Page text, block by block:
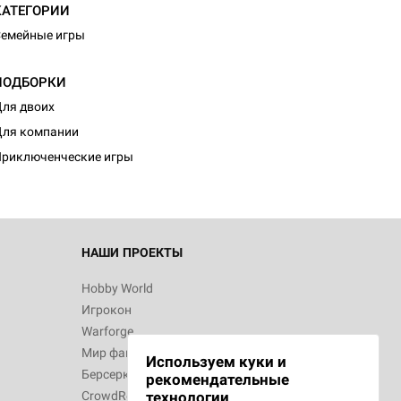
игры
двоих
компании
игры
НАШИ ПРОЕКТЫ
Hobby World
Игрокон
Warforge
Мир фантастики
Берсерк
CrowdRepublic
Используем куки и
рекомендательные
технологии
Монстры